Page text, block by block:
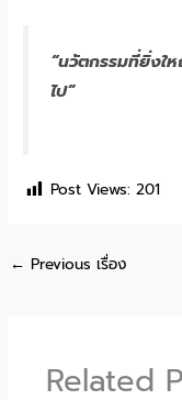
“นวัตกรรมที่ยิ่งใ
ไป”
Post Views: 201
← Previous เรื่อง
Related